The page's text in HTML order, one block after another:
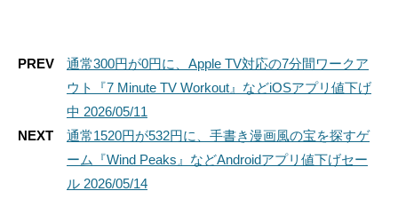
PREV
通常300円が0円に、Apple TV対応の7分間ワークア
ウト『7 Minute TV Workout』などiOSアプリ値下げ
中 2026/05/11
NEXT
通常1520円が532円に、手書き漫画風の宝を探すゲ
ーム『Wind Peaks』などAndroidアプリ値下げセー
ル 2026/05/14